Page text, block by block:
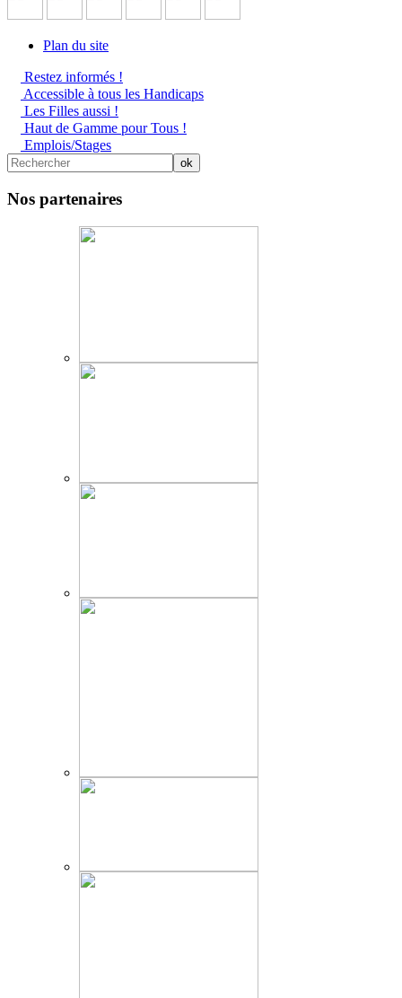
Plan du site
Restez informés !
Accessible à tous les Handicaps
Les Filles aussi !
Haut de Gamme pour Tous !
Emplois/Stages
Nos partenaires